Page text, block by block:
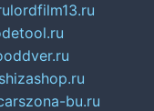
lordfilm13.ru
bu.ru